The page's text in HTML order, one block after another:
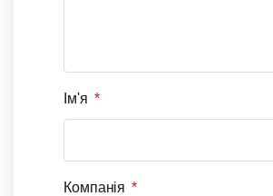
Ім'я
Компанія